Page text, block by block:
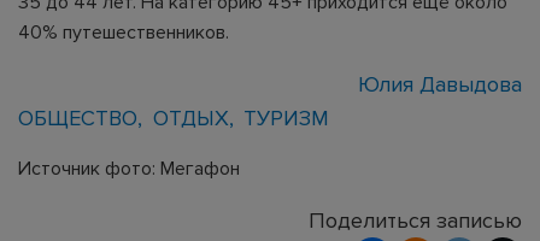
40% путешественников.
Юлия Давыдова
ОБЩЕСТВО
ОТДЫХ ТУРИЗМ
Источник фото: Мегафон
Поделиться записью